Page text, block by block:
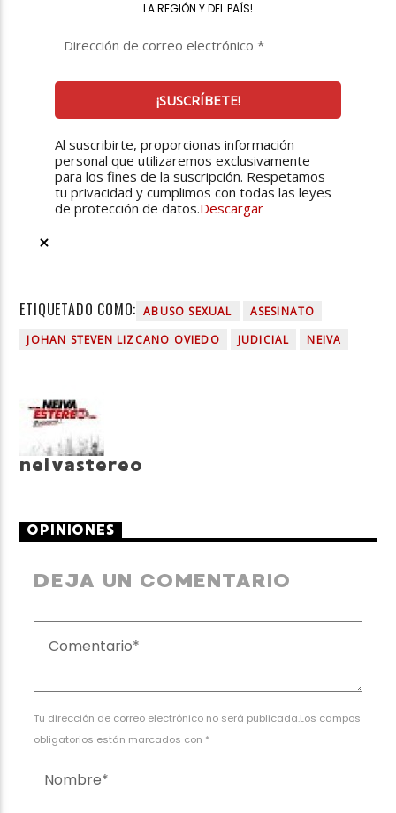
LA REGIÓN Y DEL PAÍS!
Al suscribirte, proporcionas información
personal que utilizaremos exclusivamente
para los fines de la suscripción. Respetamos
tu privacidad y cumplimos con todas las leyes
de protección de datos.Descargar
ETIQUETADO COMO: ABUSO SEXUAL
ASESINATO
JOHAN STEVEN LIZCANO OVIEDO
JUDICIAL NEIVA
neivastereo
OPINIONES
DEJA UN COMENTARIO
Tu dirección de correo electrónico no será publicada.Los campos
obligatorios están marcados con *